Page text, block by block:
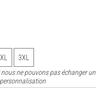
3XL
ne pouvons pas échanger un